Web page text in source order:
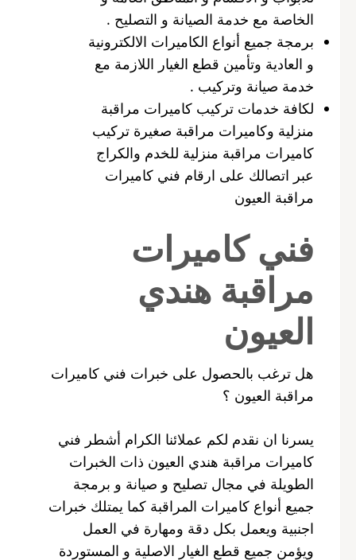
الخاصة مع خدمة الصيانة و التصليح .
برمجة جميع أنواع الكاميرات الالكترونية
و العادية وتأمين قطع الغيار اللازمة مع
خدمة صيانة وتركيب .
لكافة خدمات تركيب كاميرات مراقبة
منزلية وكاميرات مراقبة صغيرة تركيب
كاميرات مراقبة منزلية للخدم والكراج
عبر اتصالك على ارقام فني كاميرات
مراقبة العيون
فني كاميرات
مراقبة هندي
العيون
هل ترغب بالحصول على خبرات فني كاميرات
مراقبة العيون ؟
يسرنا ان نقدم لكم عملائنا الكرام أشطر فني
كاميرات مراقبة هندي العيون ذات الخبرات
الطويلة في مجال تصليح و صيانة و برمجة
جميع أنواع كاميرات المراقبة كما يمتلك خبرات
اجنبية ويعمل بكل دقة ومهارة في العمل
ويؤمن جميع قطع الغيار الاصلية و المستوردة